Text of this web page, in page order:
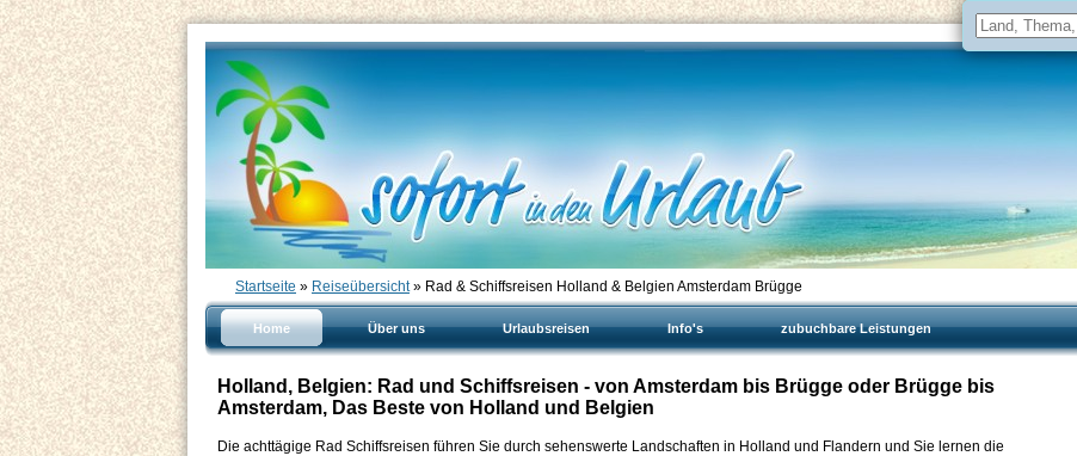
Startseite » Reiseübersicht» Rad & Schiffsreisen Holland & Belgien Amsterdam Brügge
Home Über uns Urlaubsreisen Info's zubuchbare Leistungen
Holland, Belgien: Rad und Schiffsreisen - von Amsterdam bis Brügge oder Brügge bis
Amsterdam, Das Beste von Holland und Belgien
Die achttägige Rad Schiffsreisen führen Sie durch sehenswerte Landschaften in Holland und Flandern und Sie lernen die